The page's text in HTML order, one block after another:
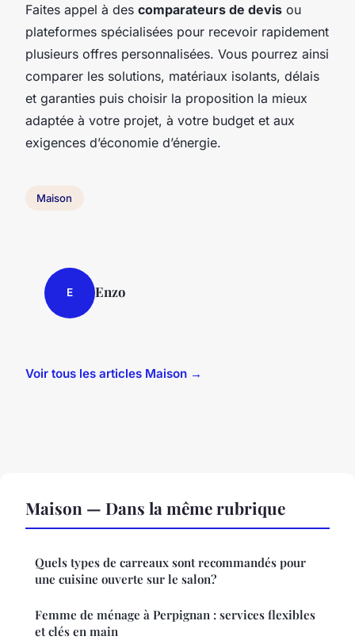
Faites appel à des comparateurs de devis ou
plateformes spécialisées pour recevoir rapidement
plusieurs offres personnalisées. Vous pourrez ainsi
comparer les solutions, matériaux isolants, délais
et garanties puis choisir la proposition la mieux
adaptée à votre projet, à votre budget et aux
exigences d’économie d’énergie.
Maison
E Enzo
Voir tous les articles Maison →
Maison — Dans la même rubrique
Quels types de carreaux sont recommandés pour
une cuisine ouverte sur le salon?
Femme de ménage à Perpignan : services flexibles
et clés en main